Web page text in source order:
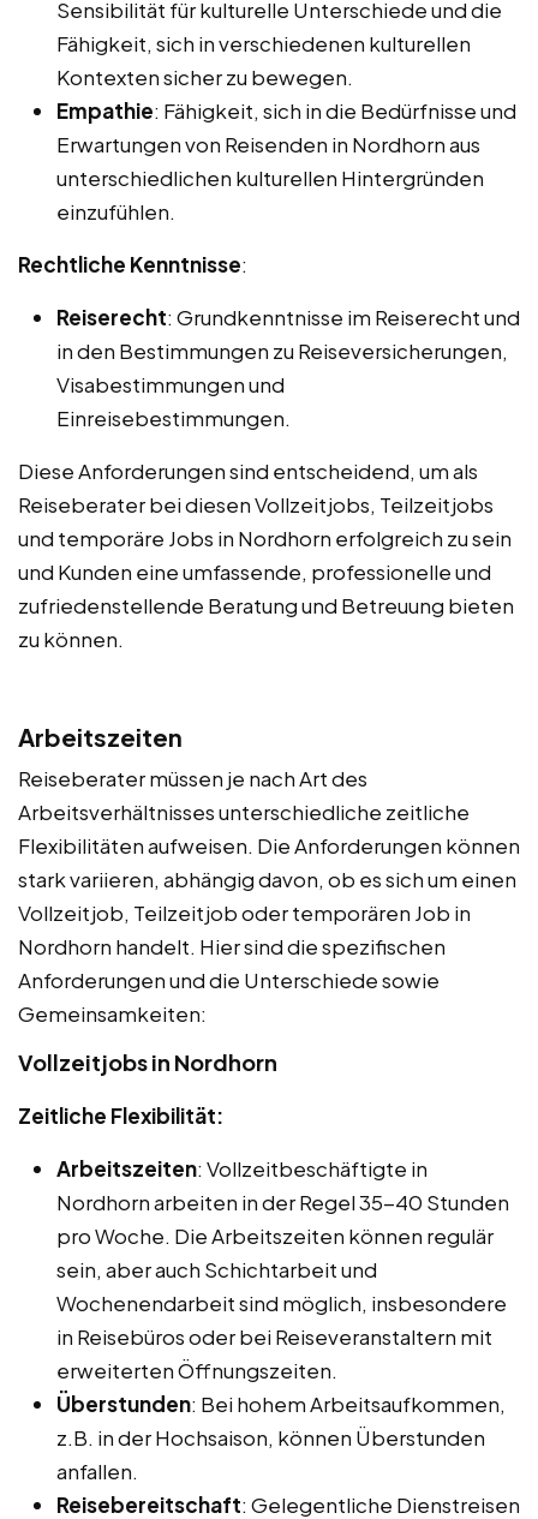
Sensibilität für kulturelle Unterschiede und die
Fähigkeit, sich in verschiedenen kulturellen
Kontexten sicher zu bewegen.
Empathie: Fähigkeit, sich in die Bedürfnisse und
Erwartungen von Reisenden in Nordhorn aus
unterschiedlichen kulturellen Hintergründen
einzufühlen.
Rechtliche Kenntnisse:
Reiserecht: Grundkenntnisse im Reiserecht und
in den Bestimmungen zu Reiseversicherungen,
Visabestimmungen und
Einreisebestimmungen.
Diese Anforderungen sind entscheidend, um als
Reiseberater bei diesen Vollzeitjobs, Teilzeitjobs
und temporäre Jobs in Nordhorn erfolgreich zu sein
und Kunden eine umfassende, professionelle und
zufriedenstellende Beratung und Betreuung bieten
zu können.
Arbeitszeiten
Reiseberater müssen je nach Art des
Arbeitsverhältnisses unterschiedliche zeitliche
Flexibilitäten aufweisen. Die Anforderungen können
stark variieren, abhängig davon, ob es sich um einen
Vollzeitjob, Teilzeitjob oder temporären Job in
Nordhorn handelt. Hier sind die spezifischen
Anforderungen und die Unterschiede sowie
Gemeinsamkeiten:
Vollzeitjobs in Nordhorn
Zeitliche Flexibilität:
Arbeitszeiten: Vollzeitbeschäftigte in
Nordhorn arbeiten in der Regel 35-40 Stunden
pro Woche. Die Arbeitszeiten können regulär
sein, aber auch Schichtarbeit und
Wochenendarbeit sind möglich, insbesondere
in Reisebüros oder bei Reiseveranstaltern mit
erweiterten Öffnungszeiten.
Überstunden: Bei hohem Arbeitsaufkommen,
z.B. in der Hochsaison, können Überstunden
anfallen.
Reisebereitschaft: Gelegentliche Dienstreisen